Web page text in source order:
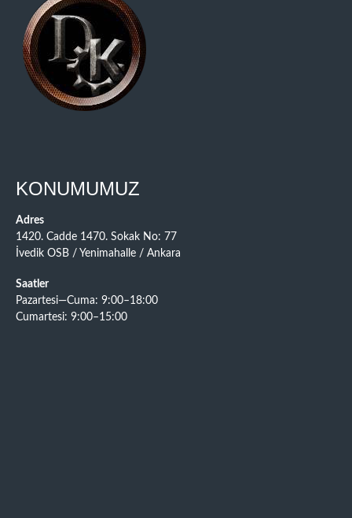
KONUMUMUZ
Adres
1420. Cadde 1470. Sokak No: 77
İvedik OSB / Yenimahalle / Ankara
Saatler
Pazartesi—Cuma: 9:00–18:00
Cumartesi: 9:00–15:00